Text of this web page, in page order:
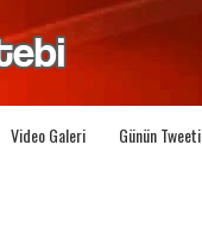
Video Galeri Günün Tweeti